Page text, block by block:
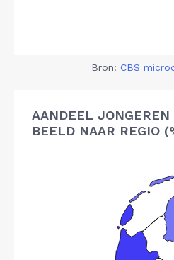
Bron: CBS
AANDEEL JONGEREN
BEELD NAAR REGIO